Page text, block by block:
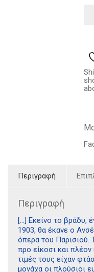
Περιγραφή
Περιγραφή
[…] Εκείνο το βράδυ,
1903, θα έκανε ο
όπερα του Παρισιού.
προ είκοσι και
τιμές τους είχαν
μονάχα οι πλούσιοι